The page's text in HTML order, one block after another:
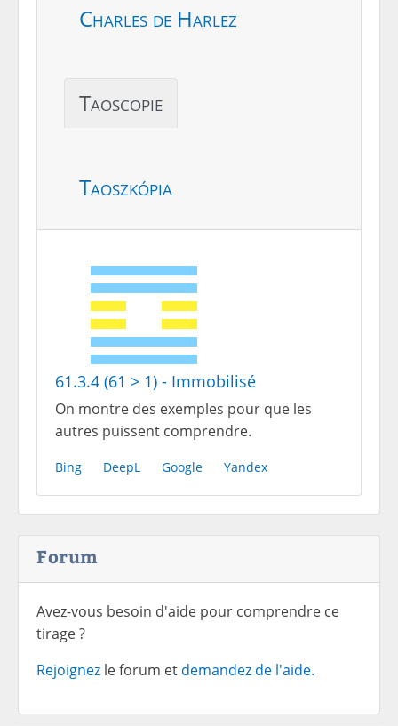
Charles de Harlez
Taoscopie
Taoszkópia
61.3.4 (61 > 1) - Immobilisé
On montre des exemples pour que les
autres puissent comprendre.
Bing DeepL Google Yandex
Forum
Avez-vous besoin d'aide pour comprendre ce
tirage ?
Rejoignez le forum et demandez de l'aide.